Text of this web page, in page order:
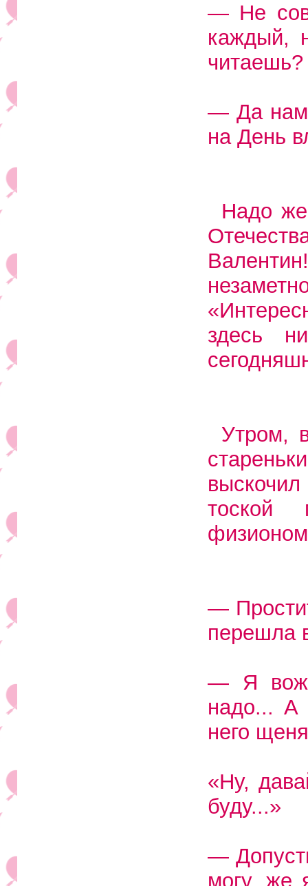
— Не
каждый,
читаешь?
— Да нам
на День
Надо
здесь
Утром,
тоской
—
перешла
— Я вожу
надо... А
него
«Ну,
буду...»
—
могу, же